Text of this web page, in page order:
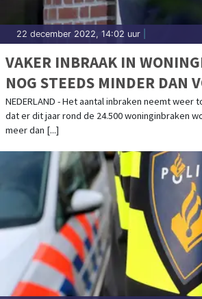
22 december 2022, 14:02 uur
VAKER INBRAAK IN
NOG STEEDS MINDER DAN
NEDERLAND - Het aantal inbraken neemt weer
dat er dit jaar rond de 24.500 woninginbraken
meer dan [...]